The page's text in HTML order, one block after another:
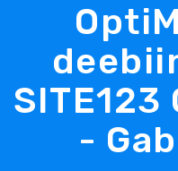
SITE123
-